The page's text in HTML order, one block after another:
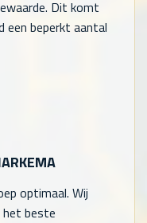
Dit komt
beperkt aantal
optimaal. Wij
het beste